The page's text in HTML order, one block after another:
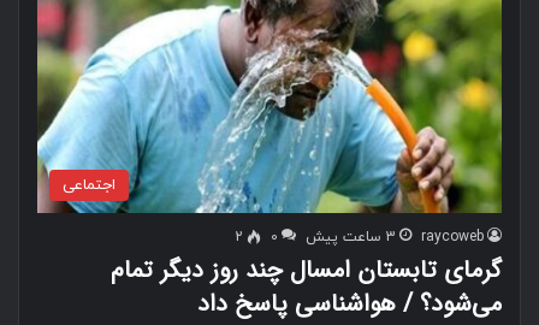
اجتماعی
raycoweb 3 ساعت پیش 0
2
گرمای تابستان امسال چند روز دیگر تمام
می‌شود؟ / هواشناسی پاسخ داد